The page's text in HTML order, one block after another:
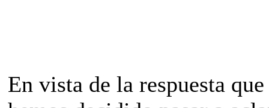
En vista de la respuesta